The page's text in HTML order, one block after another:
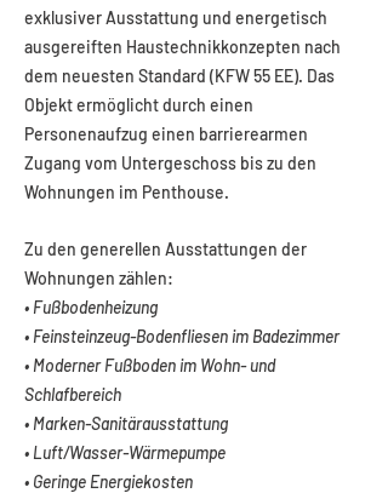
exklusiver Ausstattung und energetisch
ausgereiften Haustechnikkonzepten nach
dem neuesten Standard (KFW 55 EE). Das
Objekt ermöglicht durch einen
Personenaufzug einen barrierearmen
Zugang vom Untergeschoss bis zu den
Wohnungen im Penthouse.
Zu den generellen Ausstattungen der
Wohnungen zählen:
• Fußbodenheizung
• Feinsteinzeug-Bodenfliesen im Badezimmer
• Moderner Fußboden im Wohn- und
Schlafbereich
• Marken-Sanitärausstattung
• Luft/Wasser-Wärmepumpe
• Geringe Energiekosten